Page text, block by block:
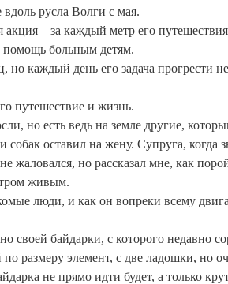
русла Волги с мая.
акция – за каждый метр его
помощь больным детям.
каждый день его задача прогрести
путешествие и жизнь.
но есть ведь на земле другие,
оставил на жену. Супруга, когда
жаловался, но рассказал мне, как
живым.
люди, и как он вопреки всему
байдарки, с которого недавно
размеру элемент, с две ладошки, но
не прямо идти будет, а только